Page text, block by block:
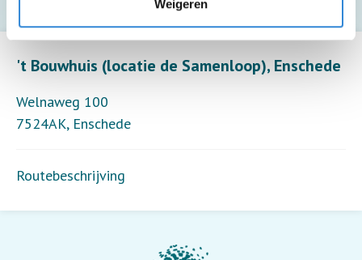
Weigeren
Leaflet| ©OpenStreetMapcontributors
't Bouwhuis (locatie de Samenloop), Enschede
Welnaweg 100
7524AK, Enschede
Routebeschrijving